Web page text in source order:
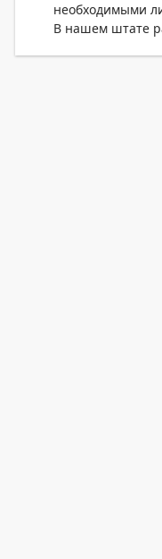
необходимыми
В нашем штате